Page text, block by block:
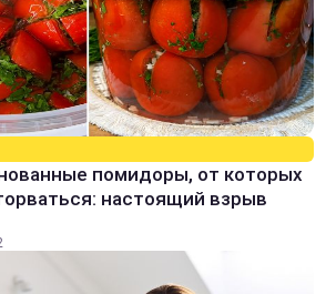
помидоры, от которых
настоящий взрыв